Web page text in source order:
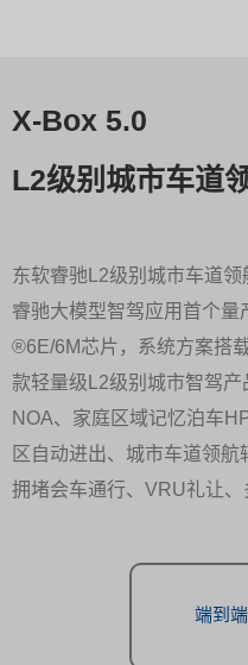
X-Box 5.0
L2级别城市车道
东软睿驰L2级别城市车道
睿驰大模型智驾应用首个
®6E/6M芯片，系统方案搭
款轻量级L2级别城市智驾
NOA、家庭区域记忆泊车
区自动进出、城市车道领航
拥堵会车通行、VRU礼让、
端到